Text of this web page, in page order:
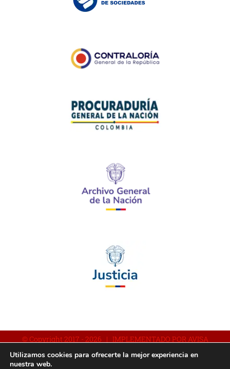
© Copyright 2017 - 2026 | IMPLEMENTADO POR AVISA
Utilizamos cookies para ofrecerte la mejor experiencia en
nuestra web.